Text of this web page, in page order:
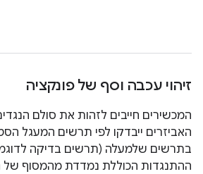
זיהוי עכבה וסף של פונקציה
המכשירים חייבים לזהות את סולם
האביזרים ייבדקו לפי תרשים המעגל
בתרשים שלמעלה (תרשים בדיקה